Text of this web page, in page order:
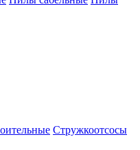
Стружкоотсосы